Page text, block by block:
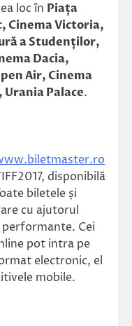
loc în Piața
Cinema Victoria,
a Studenților,
Dacia,
Air, Cinema
Palace.
disponibilă
biletele și
cu ajutorul
Cei
pot intra pe
electronic, el
mobile.